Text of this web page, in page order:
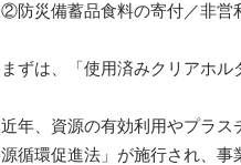
②防災備蓄品食料の寄付／非営
まずは、「使用済みクリアホル
近年、資源の有効利用やプラス
源循環促進法」が施行され、事